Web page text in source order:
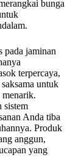
bunga
pada jaminan
terpercaya,
untuk
menarik.
sistem
Anda tiba
Produk
anggun,
yang